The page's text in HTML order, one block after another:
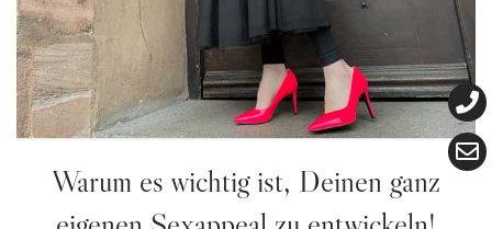
Warum es wichtig ist, Deinen ganz